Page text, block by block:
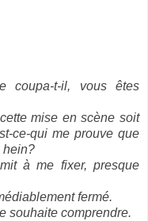
coupa-t-il, vous êtes
mise en scène soit
ce-qui me prouve que
hein?
à me fixer, presque
fermé.
souhaite comprendre.